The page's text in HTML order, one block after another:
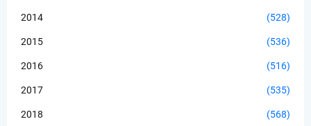
2014 (528)
2015 (536)
2016 (516)
2017 (535)
2018 (568)